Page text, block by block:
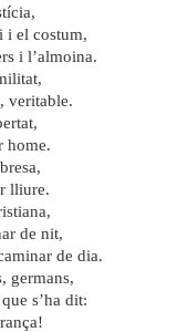
i el costum,
i l’almoina.
veritable.
home.
lliure.
de nit,
de dia.
germans,
s’ha dit: